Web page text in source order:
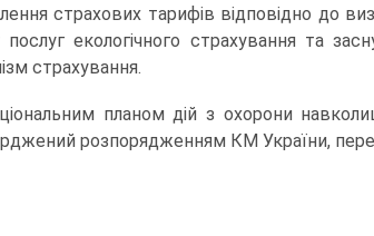
страхових тарифів відповідно до
послуг екологічного страхування та
страхування.
планом дій з охорони
розпоряд­женням КМ України,